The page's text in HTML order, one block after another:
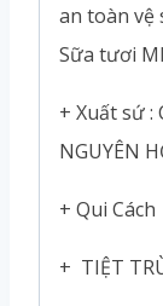
an toàn vệ
Sữa tươi
+ Xuất sứ :
NGUYÊN
+ Qui
+ TIỆT